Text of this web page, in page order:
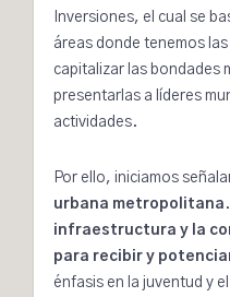
Inversiones, el cual se
áreas donde tenemos
capitalizar las bondades
presentarlas a líderes
actividades.
Por ello, iniciamos
urbana metropolitana
infraestructura y la
para recibir y
énfasis en la juventud y